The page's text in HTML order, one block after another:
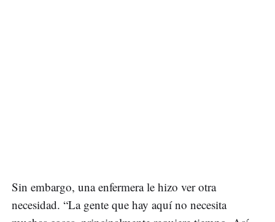
Sin embargo, una enfermera le hizo ver otra
necesidad. “La gente que hay aquí no necesita